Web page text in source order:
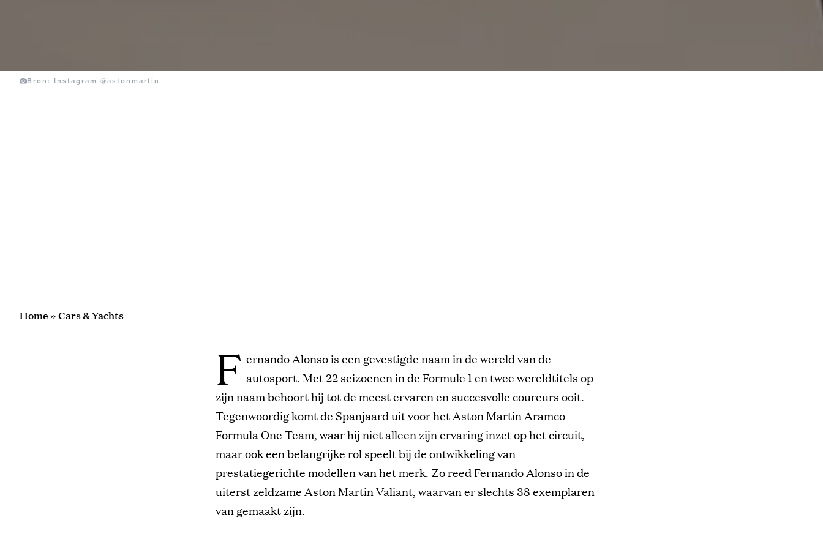
Bron: Instagram @astonmartin
Home»Cars & Yachts
F ernando Alonso is een gevestigde naam in de wereld van de
autosport. Met 22 seizoenen in de Formule 1 en twee wereldtitels op
zijn naam behoort hij tot de meest ervaren en succesvolle coureurs ooit.
Tegenwoordig komt de Spanjaard uit voor het Aston Martin Aramco
Formula One Team, waar hij niet alleen zijn ervaring inzet op het circuit,
maar ook een belangrijke rol speelt bij de ontwikkeling van
prestatiegerichte modellen van het merk. Zo reed Fernando Alonso in de
uiterst zeldzame Aston Martin Valiant, waarvan er slechts 38 exemplaren
van gemaakt zijn.